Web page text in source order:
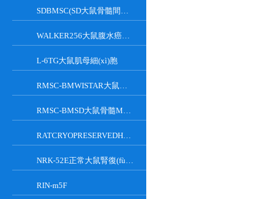
SDBMSC(SD大鼠骨髓間充質(zhì)干細(xì)胞)
WALKER256大鼠腹水癌細(xì)胞
L-6TG大鼠肌母細(xì)胞
RMSC-BMWISTAR大鼠骨髓MSC細(xì)胞
RMSC-BMSD大鼠骨髓MSC細(xì)胞
RATCRYOPRESERVEDHEPATOCYTES大鼠肝臟實(shí)質(zhì)細(xì)胞
NRK-52E正常大鼠腎復(fù)蘇細(xì)胞(附STR鑒定報(bào)告)
RIN-m5F